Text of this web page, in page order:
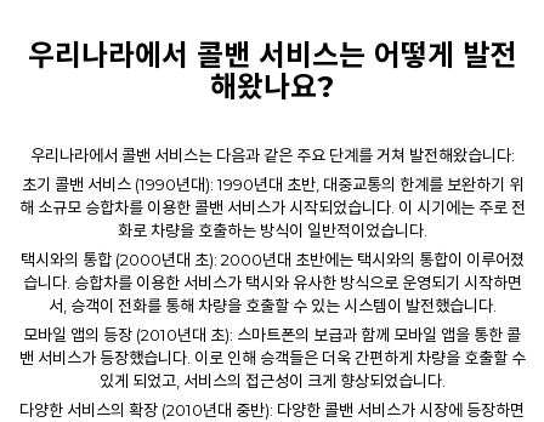
우리나라에서 콜밴 서비스는 어떻게 발전
해왔나요?
우리나라에서 콜밴 서비스는 다음과 같은 주요 단계를 거쳐 발전해왔습니다:
초기 콜밴 서비스 (1990년대): 1990년대 초반, 대중교통의 한계를 보완하기 위
해 소규모 승합차를 이용한 콜밴 서비스가 시작되었습니다. 이 시기에는 주로 전
화로 차량을 호출하는 방식이 일반적이었습니다.
택시와의 통합 (2000년대 초): 2000년대 초반에는 택시와의 통합이 이루어졌
습니다. 승합차를 이용한 서비스가 택시와 유사한 방식으로 운영되기 시작하면
서, 승객이 전화를 통해 차량을 호출할 수 있는 시스템이 발전했습니다.
모바일 앱의 등장 (2010년대 초): 스마트폰의 보급과 함께 모바일 앱을 통한 콜
밴 서비스가 등장했습니다. 이로 인해 승객들은 더욱 간편하게 차량을 호출할 수
있게 되었고, 서비스의 접근성이 크게 향상되었습니다.
다양한 서비스의 확장 (2010년대 중반): 다양한 콜밴 서비스가 시장에 등장하면